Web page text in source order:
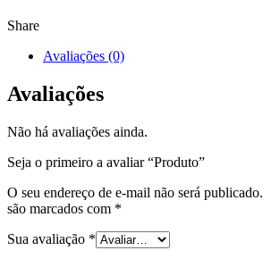
Share
Avaliações (0)
Avaliações
Não há avaliações ainda.
Seja o primeiro a avaliar “Produto”
O seu endereço de e-mail não será publicado.
são marcados com *
Sua avaliação *